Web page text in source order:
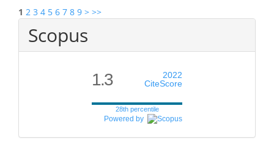
1 2 3 4 5 6 7 8 9 > >>
Scopus
1.3
2022
CiteScore
28th percentile
Powered by